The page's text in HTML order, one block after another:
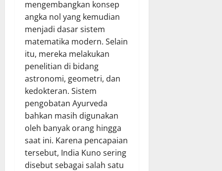
mengembangkan konsep
angka nol yang kemudian
menjadi dasar sistem
matematika modern. Selain
itu, mereka melakukan
penelitian di bidang
astronomi, geometri, dan
kedokteran. Sistem
pengobatan Ayurveda
bahkan masih digunakan
oleh banyak orang hingga
saat ini. Karena pencapaian
tersebut, India Kuno sering
disebut sebagai salah satu